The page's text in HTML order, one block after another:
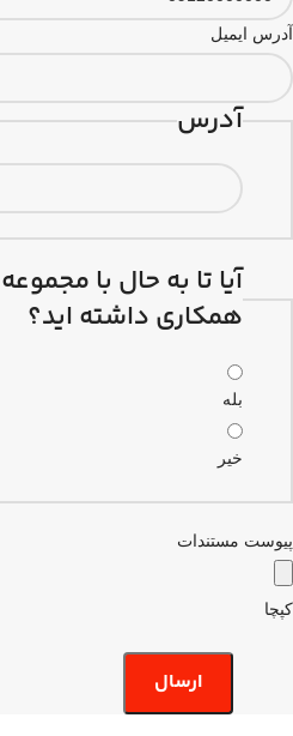
آدرس ایمیل
آدرس
آیا تا به حال با
همکاری داشته اید؟
بله
خیر
پیوست مستندات
کپچا